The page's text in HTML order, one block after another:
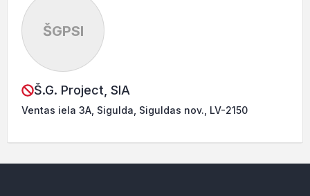
ŠGPSI
Š.G. Project, SIA
Ventas iela 3A, Sigulda, Siguldas nov., LV-2150